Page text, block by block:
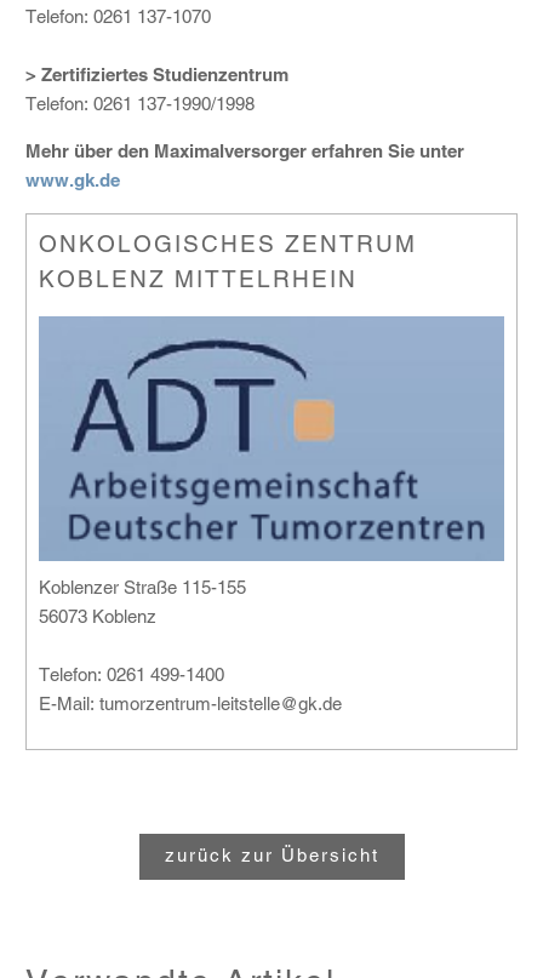
Telefon: 0261 137-1070
> Zertifiziertes Studienzentrum
Telefon: 0261 137-1990/1998
Mehr über den Maximalversorger erfahren Sie unter
www.gk.de
ONKOLOGISCHES ZENTRUM
KOBLENZ MITTELRHEIN
Koblenzer Straße 115-155
56073 Koblenz
Telefon: 0261 499-1400
E-Mail: tumorzentrum-leitstelle@gk.de
zurück zur Übersicht